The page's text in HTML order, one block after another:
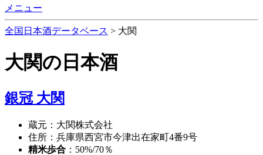
メニュー
全国日本酒データベース > 大関
大関の日本酒
銀冠 大関
蔵元：大関株式会社
住所：兵庫県西宮市今津出在家町4番9号
精米歩合 ：50%/70％